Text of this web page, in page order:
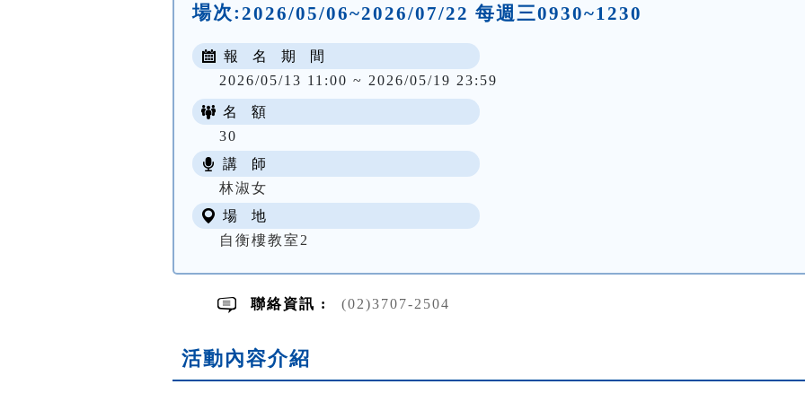
場次:2026/05/06~2026/07/22 每週三0930~1230
報 名 期 間
2026/05/13 11:00 ~ 2026/05/19 23:59
名 額
30
講 師
林淑女
場 地
自衡樓教室2
聯絡資訊 : (02)3707-2504
活動內容介紹